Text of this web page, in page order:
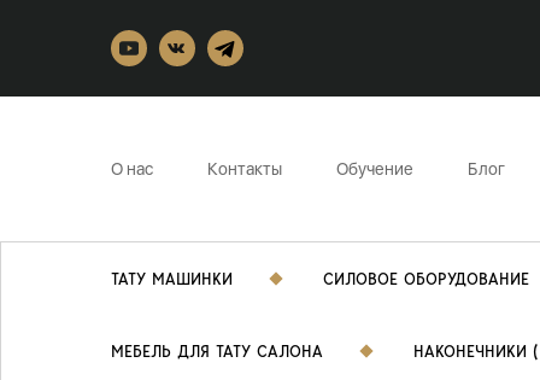
О нас Контакты Обучение Блог
ТАТУ МАШИНКИ СИЛОВОЕ ОБОРУДОВАНИЕ
МЕБЕЛЬ ДЛЯ ТАТУ САЛОНА НАКОНЕЧНИКИ